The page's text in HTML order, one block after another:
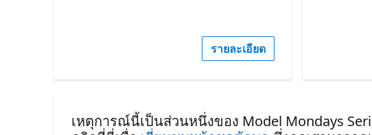
รายละเอียด
เหตุการณ์นี้เป็นส่วนหนึ่งของ Model Mondays